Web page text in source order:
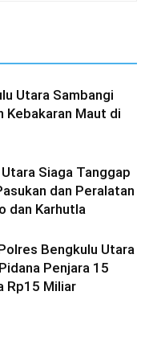
Utara Sambangi
Kebakaran Maut di
Siaga Tanggap
dan Peralatan
dan Karhutla
Bengkulu Utara
Penjara 15
Rp15 Miliar